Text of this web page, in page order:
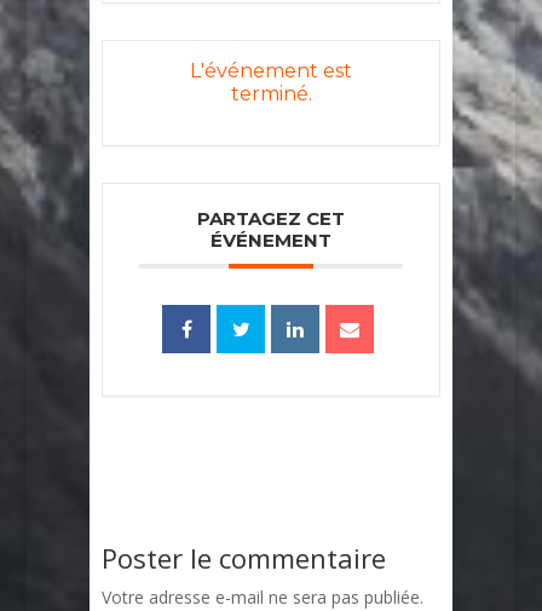
L'événement est
terminé.
PARTAGEZ CET
ÉVÉNEMENT
Poster le commentaire
Votre adresse e-mail ne sera pas publiée.